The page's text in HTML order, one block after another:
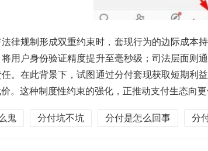
律规制形成双重约束时，套现行为的边际成本
用户身份验证精度提升至毫秒级；司法层面则
。在此背景下，试图通过分付套现获取短期利
。这种制度性约束的强化，正推动支付生态向更
鬼 分付坑不坑 分付是怎么回事 分